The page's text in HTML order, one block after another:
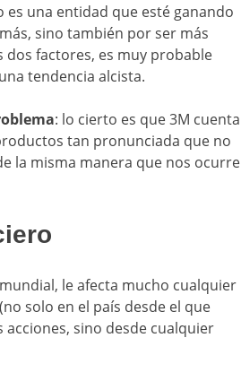
es una entidad que esté ganando
sino también por ser más
dos factores, es muy probable
tendencia alcista.
: lo cierto es que 3M cuenta
tan pronunciada que no
la misma manera que nos ocurre
le afecta mucho cualquier
solo en el país desde el que
sino desde cualquier